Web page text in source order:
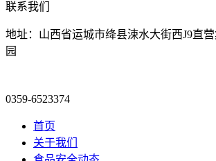
联系我们
地址：山西省运城市绛县涑水大街西J9直
园
0359-6523374
首页
关于我们